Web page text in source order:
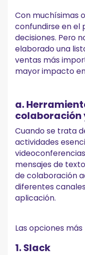
Con muchísimas
confundirse en el
decisiones. Pero
elaborado una
ventas más
mayor impacto
a.
colaboración
Cuando se trata
actividades
mensajes de
de colaboración
diferentes
aplicación.
Las opciones
1. Slack